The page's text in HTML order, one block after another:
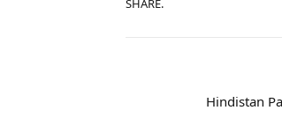
SHARE.
Hindistan